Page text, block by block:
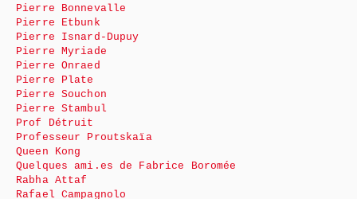
Pierre Bonnevalle
Pierre Etbunk
Pierre Isnard-Dupuy
Pierre Myriade
Pierre Onraed
Pierre Plate
Pierre Souchon
Pierre Stambul
Prof Détruit
Professeur Proutskaïa
Queen Kong
Quelques ami.es de Fabrice Boromée
Rabha Attaf
Rafael Campagnolo